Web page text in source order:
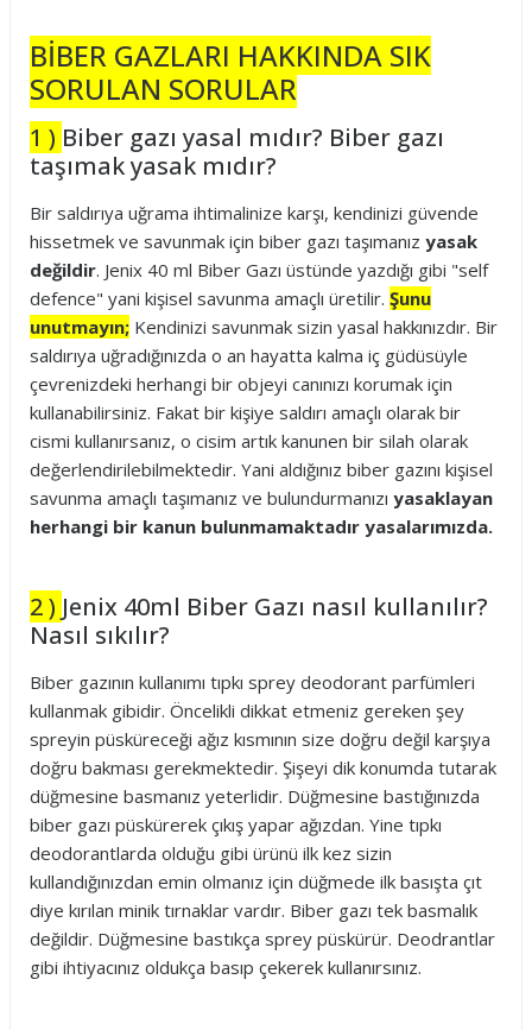
BİBER GAZLARI HAKKINDA SIK
SORULAN SORULAR
1 ) Biber gazı yasal mıdır? Biber gazı
taşımak yasak mıdır?
Bir saldırıya uğrama ihtimalinize karşı, kendinizi güvende
hissetmek ve savunmak için biber gazı taşımanız yasak
değildir. Jenix 40 ml Biber Gazı üstünde yazdığı gibi "self
defence" yani kişisel savunma amaçlı üretilir. Şunu
unutmayın; Kendinizi savunmak sizin yasal hakkınızdır. Bir
saldırıya uğradığınızda o an hayatta kalma iç güdüsüyle
çevrenizdeki herhangi bir objeyi canınızı korumak için
kullanabilirsiniz. Fakat bir kişiye saldırı amaçlı olarak bir
cismi kullanırsanız, o cisim artık kanunen bir silah olarak
değerlendirilebilmektedir. Yani aldığınız biber gazını kişisel
savunma amaçlı taşımanız ve bulundurmanızı yasaklayan
herhangi bir kanun bulunmamaktadır yasalarımızda.
2 ) Jenix 40ml Biber Gazı nasıl kullanılır?
Nasıl sıkılır?
Biber gazının kullanımı tıpkı sprey deodorant parfümleri
kullanmak gibidir. Öncelikli dikkat etmeniz gereken şey
spreyin püsküreceği ağız kısmının size doğru değil karşıya
doğru bakması gerekmektedir. Şişeyi dik konumda tutarak
düğmesine basmanız yeterlidir. Düğmesine bastığınızda
biber gazı püskürerek çıkış yapar ağızdan. Yine tıpkı
deodorantlarda olduğu gibi ürünü ilk kez sizin
kullandığınızdan emin olmanız için düğmede ilk basışta çıt
diye kırılan minik tırnaklar vardır. Biber gazı tek basmalık
değildir. Düğmesine bastıkça sprey püskürür. Deodrantlar
gibi ihtiyacınız oldukça basıp çekerek kullanırsınız.